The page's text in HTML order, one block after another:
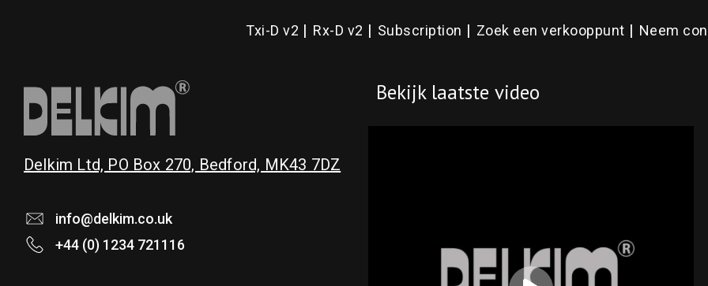
chosen
Txi-D v2 Rx-D v2 Subscription Zoek een verkooppunt Neem
Delkim Ltd, PO Box 270, Bedford, MK43 7DZ
info@delkim.co.uk
+44 (0) 1234 721116
Bekijk laatste video